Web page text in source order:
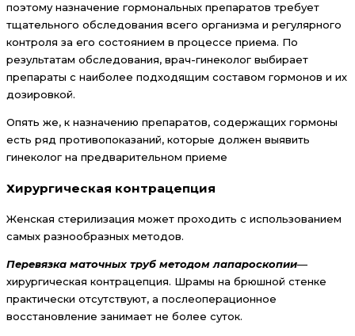
поэтому назначение гормональных препаратов требует
тщательного обследования всего организма и регулярного
контроля за его состоянием в процессе приема. По
результатам обследования, врач-гинеколог выбирает
препараты с наиболее подходящим составом гормонов и их
дозировкой.
Опять же, к назначению препаратов, содержащих гормоны
есть ряд противопоказаний, которые должен выявить
гинеколог на предварительном приеме
Хирургическая контрацепция
Женская стерилизация может проходить с использованием
самых разнообразных методов.
Перевязка маточных труб методом лапароскопии—
хирургическая контрацепция. Шрамы на брюшной стенке
практически отсутствуют, а послеоперационное
восстановление занимает не более суток.